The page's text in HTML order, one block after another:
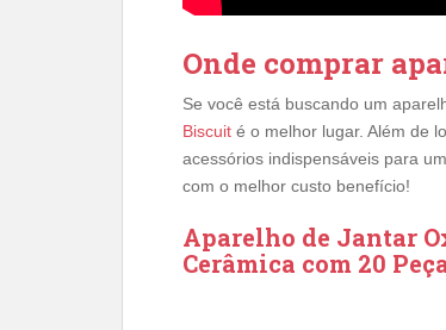
Onde comprar
Se você está buscando um
Biscuit é o melhor lugar. Além de
acessórios indispensáveis para
com o melhor custo benefício!
Aparelho de Jantar
Cerâmica com 20